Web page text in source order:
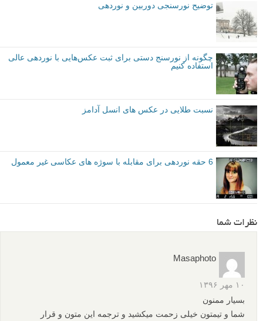
توضیح نورسنجی دوربین و نوردهی
چگونه از نورسنج دستی برای ثبت‌ عکس‌هایی با نوردهی عالی
استفاده کنیم
نسبت طلایی در عکس های انسل آدامز
6 حقه نوردهی برای مقابله با سوژه های عکاسی غیر معمول
نظرات شما
Masaphoto
۱۰ مهر ۱۳۹۶
بسیار ممنون
شما و تیمتون خیلی زحمت میکشید و ترجمه این متون و قرار